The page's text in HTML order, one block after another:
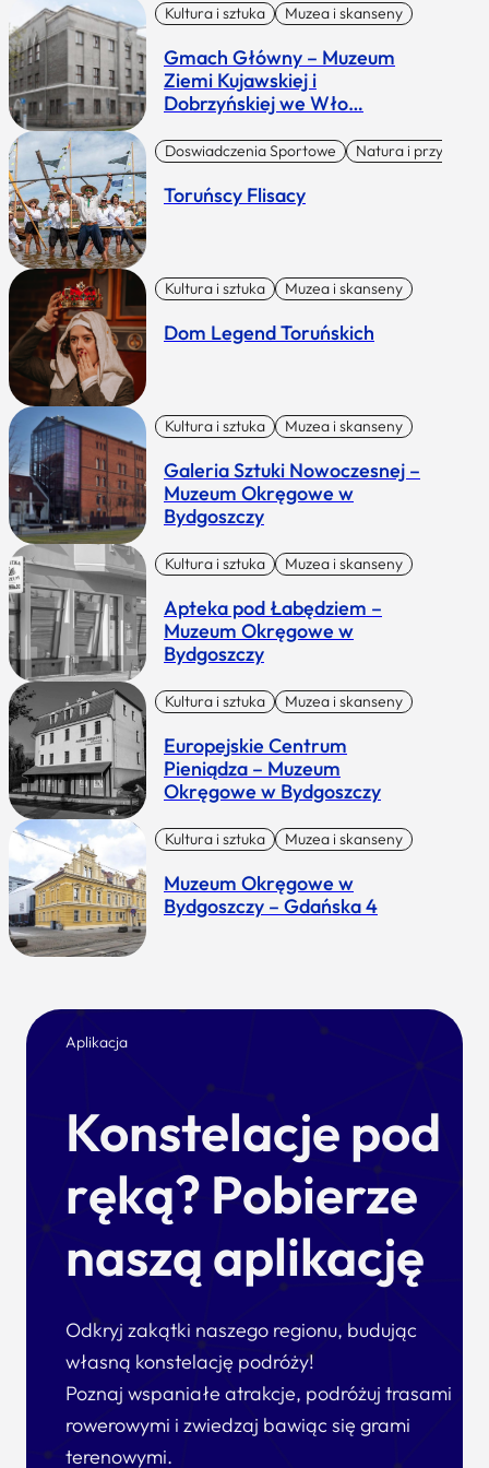
Kultura i sztuka Muzea i skanseny
Gmach Główny – Muzeum
Ziemi Kujawskiej i
Dobrzyńskiej we Wło…
Doswiadczenia Sportowe Natura i przygoda
Toruńscy Flisacy
Kultura i sztuka Muzea i skanseny
Dom Legend Toruńskich
Kultura i sztuka Muzea i skanseny
Galeria Sztuki Nowoczesnej –
Muzeum Okręgowe w
Bydgoszczy
Kultura i sztuka Muzea i skanseny
Apteka pod Łabędziem –
Muzeum Okręgowe w
Bydgoszczy
Kultura i sztuka Muzea i skanseny
Europejskie Centrum
Pieniądza – Muzeum
Okręgowe w Bydgoszczy
Kultura i sztuka Muzea i skanseny
Muzeum Okręgowe w
Bydgoszczy – Gdańska 4
Aplikacja
Konstelacje pod
ręką? Pobierze
naszą aplikację
Odkryj zakątki naszego regionu, budując
własną konstelację podróży!
Poznaj wspaniałe atrakcje, podróżuj trasami
rowerowymi i zwiedzaj bawiąc się grami
terenowymi.